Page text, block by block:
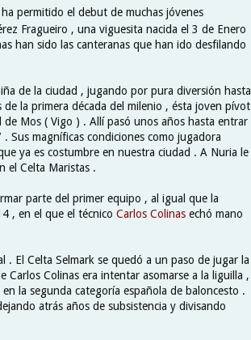
permitido el debut de muchas jóvenes
Fragueiro , una viguesita nacida el 3 de Enero
han sido las canteranas que han ido desfilando
de la ciudad , jugando por pura diversión hasta
la primera década del milenio , ésta joven pívot
Mos ( Vigo ) . Allí pasó unos años hasta entrar
Sus magníficas condiciones como jugadora
ya es costumbre en nuestra ciudad . A Nuria le
el Celta Maristas .
parte del primer equipo , al igual que la
, en el que el técnico Carlos Colinas echó mano
El Celta Selmark se quedó a un paso de jugar la
Carlos Colinas era intentar asomarse a la liguilla ,
la segunda categoría española de baloncesto .
atrás años de subsistencia y divisando